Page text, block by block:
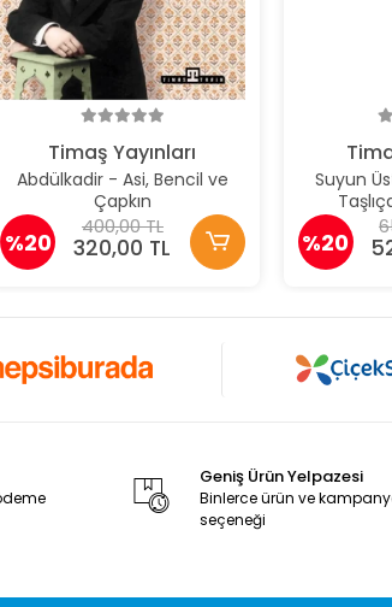
Timaş Yayınları
Abdülkadir - Asi, Bencil ve
Çapkın
%20
400,00 TL
320,00 TL
Suyun
%20
Geniş Ürün Yelpazesi
Binlerce ürün ve
seçeneği